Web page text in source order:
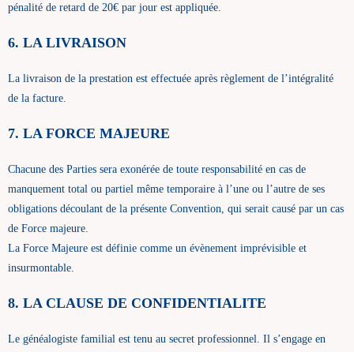
pénalité de retard de 20€ par jour est appliquée.
6. LA LIVRAISON
La livraison de la prestation est effectuée après règlement de l’intégralité
de la facture.
7. LA FORCE MAJEURE
Chacune des Parties sera exonérée de toute responsabilité en cas de
manquement total ou partiel même temporaire à l’une ou l’autre de ses
obligations découlant de la présente Convention, qui serait causé par un cas
de Force majeure.
La Force Majeure est définie comme un évènement imprévisible et
insurmontable.
8. LA CLAUSE DE CONFIDENTIALITE
Le généalogiste familial est tenu au secret professionnel. Il s’engage en